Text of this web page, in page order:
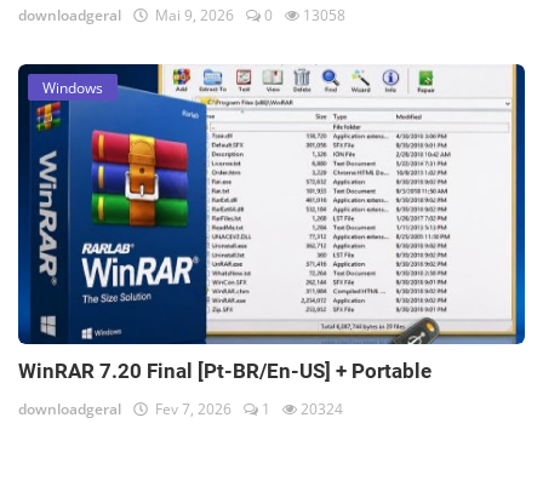
downloadgeral Mai 9, 2026 0 13058
Windows
WinRAR 7.20 Final [Pt-BR/En-US] + Portable
downloadgeral Fev 7, 2026 1 20324